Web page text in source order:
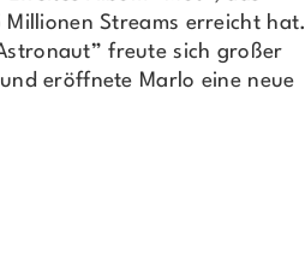
Streams erreicht hat.
freute sich großer
eröffnete Marlo eine neue